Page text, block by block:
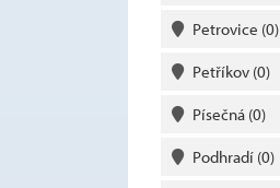
Petrovice (0)
Petříkov (0)
Písečná (0)
Podhradí (0)